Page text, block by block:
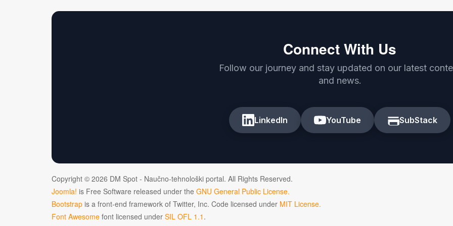
Connect With Us
Follow our journey and stay updated on our latest
and news.
LinkedIn YouTube SubStack
Copyright © 2026 DM Spot - Naučno-tehnološki portal. All Rights Reserved.
Joomla! is Free Software released under the GNU General Public License.
Bootstrap is a front-end framework of Twitter, Inc. Code licensed under MIT License.
Font Awesome font licensed under SIL OFL 1.1 .